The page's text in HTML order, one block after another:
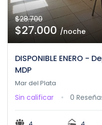
$28.700
$27.000/noche
DISPONIBLE ENERO
MDP
Mar del Plata
Sin calificar 0